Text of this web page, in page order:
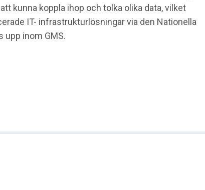
kunna koppla ihop och tolka olika data, vilket
IT- infrastrukturlösningar via den Nationella
upp inom GMS.